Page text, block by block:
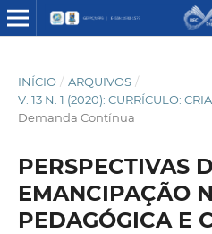
INÍCIO / ARQUIVOS /
V. 13 N. 1 (2020): CURRÍCULO:
Demanda Contínua
PERSPECTIVAS
EMANCIPAÇÃO
PEDAGÓGICA E